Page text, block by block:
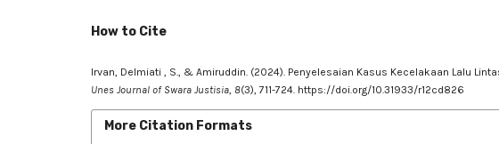
How to Cite
Irvan, Delmiati , S., & Amiruddin. (2024). Penyelesaian Kasus Kecelakaan Lalu
Unes Journal of Swara Justisia, 8(3), 711-724. https://doi.org/10.31933/r12cd826
More Citation Formats